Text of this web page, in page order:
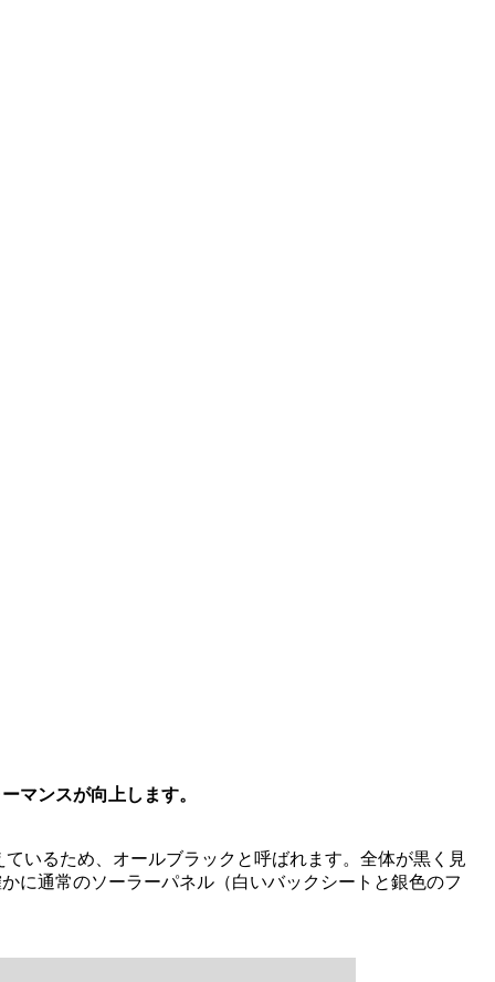
マンスが向上します。
いるため、オールブラックと呼ばれます。全体が黒く見
に通常のソーラーパネル（白いバックシートと銀色のフ